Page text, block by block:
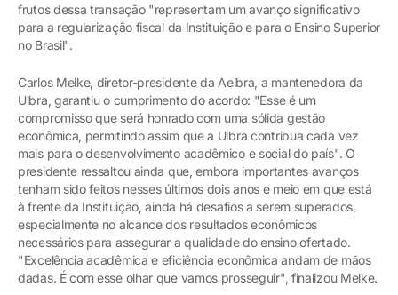
frutos dessa transação "representam um avanço significativo
para a regularização fiscal da Instituição e para o Ensino Superior
no Brasil".
Carlos Melke, diretor-presidente da Aelbra, a mantenedora da
Ulbra, garantiu o cumprimento do acordo: "Esse é um
compromisso que será honrado com uma sólida gestão
econômica, permitindo assim que a Ulbra contribua cada vez
mais para o desenvolvimento acadêmico e social do país". O
presidente ressaltou ainda que, embora importantes avanços
tenham sido feitos nesses últimos dois anos e meio em que está
à frente da Instituição, ainda há desafios a serem superados,
especialmente no alcance dos resultados econômicos
necessários para assegurar a qualidade do ensino ofertado.
"Excelência acadêmica e eficiência econômica andam de mãos
dadas. É com esse olhar que vamos prosseguir", finalizou Melke.